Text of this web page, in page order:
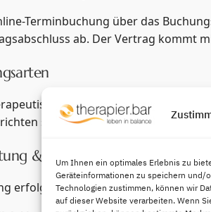
Um Ihnen ein optimales Erlebnis zu
Geräteinformationen zu speichern und/
Technologien zustimmen, können wir
auf dieser Website verarbeiten. Wenn
Terminbuchung über das
ab. Der Vertrag kommt
Leistungen
sich an gesetzlich Versicherte,
& Zahlungsarten
erfolgt gemäß Preisliste je nach